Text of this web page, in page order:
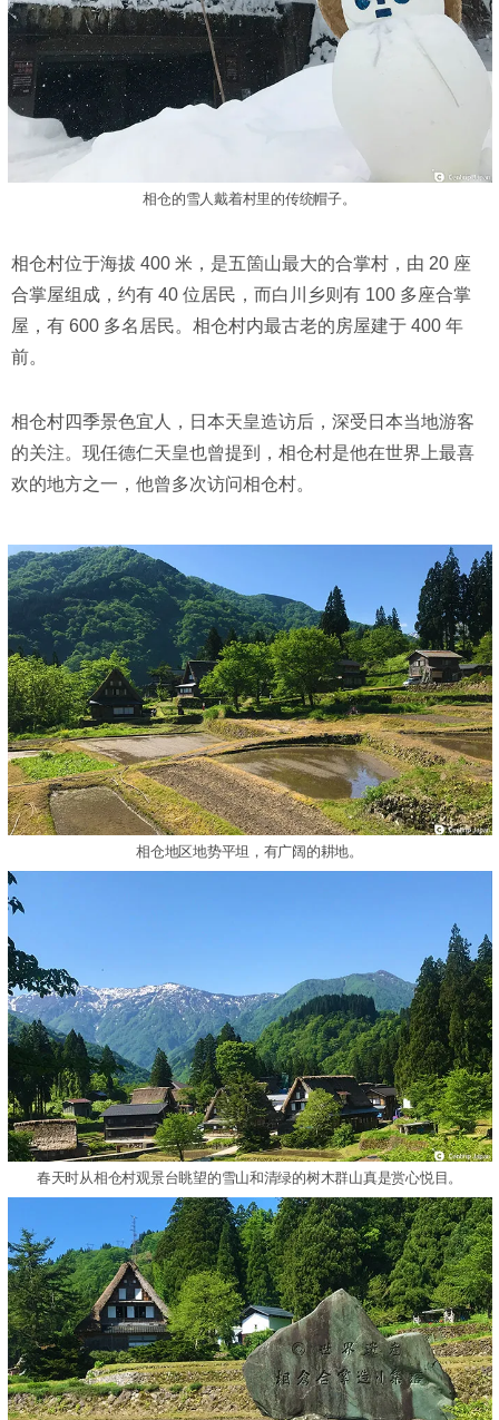
相仓的雪人戴着村里的传统帽子。
相仓村位于海拔 400 米，是五箇山最大的合掌村，由 20 座
合掌屋组成，约有 40 位居民，而白川乡则有 100 多座合掌
屋，有 600 多名居民。相仓村内最古老的房屋建于 400 年
前。
相仓村四季景色宜人，日本天皇造访后，深受日本当地游客
的关注。现任德仁天皇也曾提到，相仓村是他在世界上最喜
欢的地方之一，他曾多次访问相仓村。
相仓地区地势平坦，有广阔的耕地。
春天时从相仓村观景台眺望的雪山和清绿的树木群山真是赏心悦目。